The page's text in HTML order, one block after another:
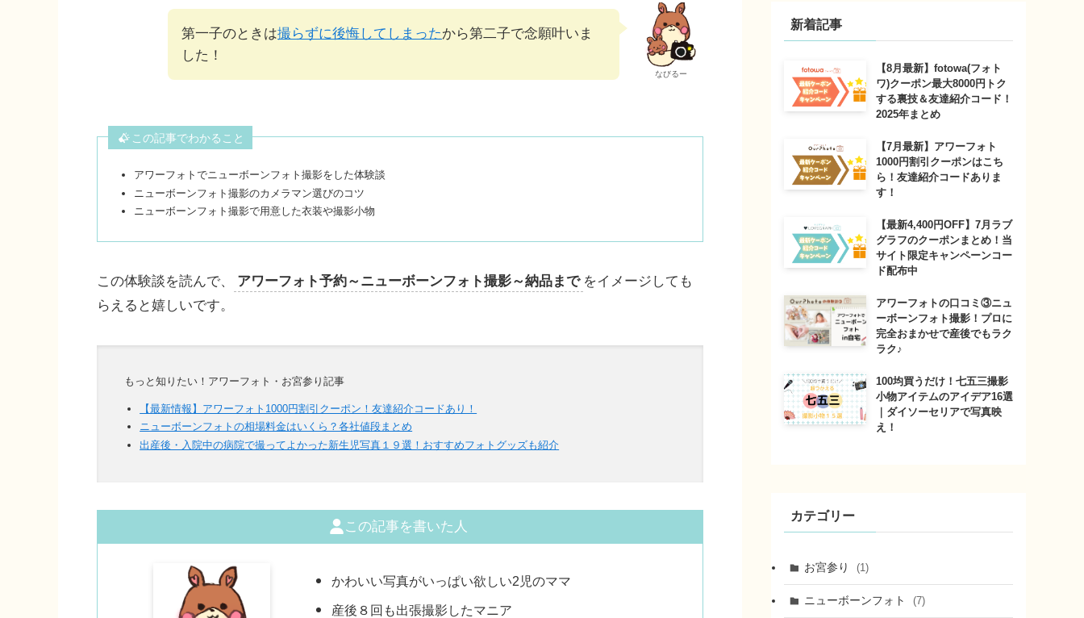
なびるー
第一子のときは撮らずに後悔してしまったから第二子で念願叶いま
した！
この記事でわかること
アワーフォトでニューボーンフォト撮影をした体験談
ニューボーンフォト撮影のカメラマン選びのコツ
ニューボーンフォト撮影で用意した衣装や撮影小物
この体験談を読んで、 アワーフォト予約～ニューボーンフォト撮影～納品まで をイメージしても
らえると嬉しいです。
もっと知りたい！アワーフォト・お宮参り記事
【最新情報】アワーフォト1000円割引クーポン！友達紹介コードあり！
ニューボーンフォトの相場料金はいくら？各社値段まとめ
出産後・入院中の病院で撮ってよかった新生児写真１９選！おすすめフォトグッズも紹介
この記事を書いた人
かわいい写真がいっぱい欲しい2児のママ
産後８回も出張撮影したマニア
新着記事
【8月最新】fotowa(フォト
ワ)クーポン最大8000円トク
する裏技＆友達紹介コード！
2025年まとめ
【7月最新】アワーフォト
1000円割引クーポンはこち
ら！友達紹介コードありま
す！
【最新4,400円OFF】7月ラブ
グラフのクーポンまとめ！当
サイト限定キャンペーンコー
ド配布中
アワーフォトの口コミ③ニュ
ーボーンフォト撮影！プロに
完全おまかせで産後でもラク
ラク♪
100均買うだけ！七五三撮影
小物アイテムのアイデア16選
｜ダイソーセリアで写真映
え！
カテゴリー
お宮参り (1)
ニューボーンフォト (7)